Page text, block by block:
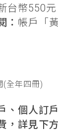
台幣550元
： 帳戶「
(全年四冊)
、個人訂
，詳見下